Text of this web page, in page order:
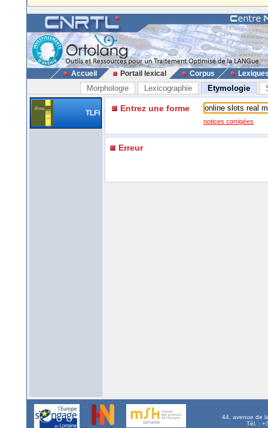
Accueil Portail lexical Corpus
Morphologie Lexicographie Etymologie
TLFi Entrez une forme
notices corrigées
Erreur
44, avenue de
Tél. :